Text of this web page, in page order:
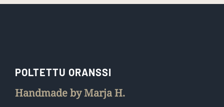
POLTETTU ORANSSI
Handmade by Marja H.